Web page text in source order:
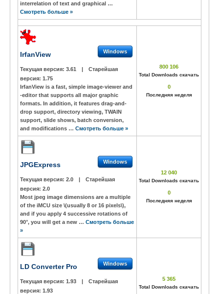
interrelation of text and graphical …
Смотреть больше »
IrfanView Windows
Текущая версия: 3.61 |
Старейшая
версия: 1.75
IrfanView is a fast, simple image-viewer and
-editor that supports all major graphic
formats. In addition, it features drag-and-
drop support, directory viewing, TWAIN
support, slide shows, batch conversion,
and modifications … Смотреть больше »
800 106
Total Downloads скачать
0
Последняя неделя
JPGExpress Windows
Текущая версия: 2.0 |
Старейшая
версия: 2.0
Most jpeg image dimensions are a multiple
of the iMCU size \(usually 8 or 16 pixels\),
and if you apply 4 successive rotations of
90°, you will get a new … Смотреть больше
»
12 040
Total Downloads скачать
0
Последняя неделя
LD Converter Pro Windows
Текущая версия: 1.93 |
Старейшая
версия: 1.93
5 365
Total Downloads скачать